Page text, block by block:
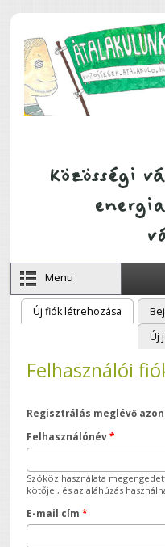
Menu
Elsődleges fülek
Új fiók létrehozása (aktív fül)
Új
Felhasználói
Regisztrálás meglévő
Felhasználónév*
Szóköz használata
kötőjel, és az aláhúzás
E-mail cím*